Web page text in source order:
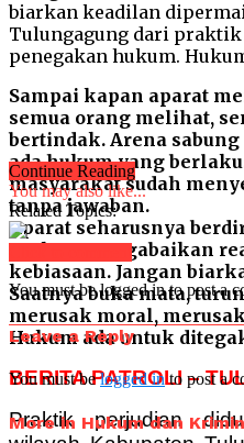
Sampai kapan aparat
semua orang melihat,
bertindak. Arena
ada hukum yang
masyarakat sudah
tanpa jawaban.
Aparat seharusnya
seakan mengabaikan
kebiasaan. Jangan
Saatnya buka mata,
merusak moral,
Hukum ada untuk
BERITA PATROLI –
Praktik perjudian
Continue Reading
You may also like...
Related Topics:
You must be logged in to post a
Leave a Reply
You must belogged in to post a
More in Hukum dan